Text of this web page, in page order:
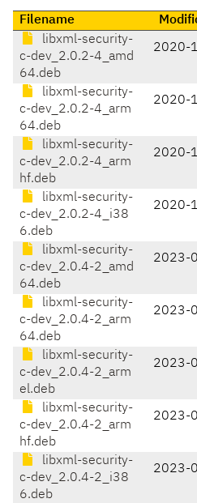
Filename
libxml-security-
c-dev_2.0.2-4_amd
64.deb
2020-
libxml-security-
c-dev_2.0.2-4_arm
64.deb
2020-
libxml-security-
c-dev_2.0.2-4_arm
hf.deb
2020-
libxml-security-
c-dev_2.0.2-4_i38
6.deb
2020-
libxml-security-
c-dev_2.0.4-2_amd
64.deb
2023-
libxml-security-
c-dev_2.0.4-2_arm
64.deb
2023-
libxml-security-
c-dev_2.0.4-2_arm
el.deb
2023-
libxml-security-
c-dev_2.0.4-2_arm
hf.deb
2023-
libxml-security-
c-dev_2.0.4-2_i38
6.deb
2023-